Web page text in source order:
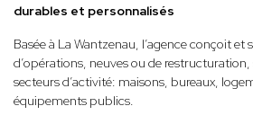
durables et personnalisés
Basée à La Wantzenau, l’agence conçoit et
d’opérations, neuves ou de restructuration,
secteurs d’activité: maisons, bureaux,
équipements publics.